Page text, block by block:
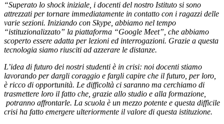
“Superato lo shock iniziale, i docenti del nostro Istituto si sono
attrezzati per tornare immediatamente in contatto con i ragazzi delle
varie sezioni. Iniziando con Skype, abbiamo nel tempo
“istituzionalizzato” la piattaforma “Google Meet”, che abbiamo
scoperto essere adatta per lezioni ed interrogazioni. Grazie a questa
tecnologia siamo riusciti ad azzerare le distanze.
L’idea di futuro dei nostri studenti è in crisi: noi docenti stiamo
lavorando per dargli coraggio e fargli capire che il futuro, per loro,
è ricco di opportunità. Le difficoltà ci saranno ma cerchiamo di
trasmettere loro il fatto che, grazie allo studio e alla formazione,
potranno affrontarle. La scuola è un mezzo potente e questa difficile
crisi ha fatto emergere ulteriormente il valore di questa istituzione.